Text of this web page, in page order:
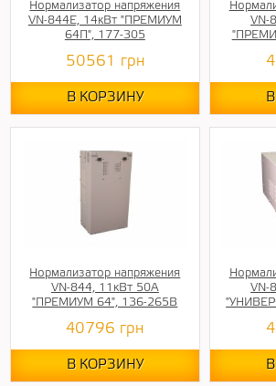
Нормализатор напряжения
VN-844E, 14кВт "ПРЕМИУМ
64П", 177-305
50561 грн
В КОРЗИНУ
VN-
Нормализатор напряжения
VN-844, 11кВт 50А
"ПРЕМИУМ 64", 136-265В
40796 грн
В КОРЗИНУ
VN-